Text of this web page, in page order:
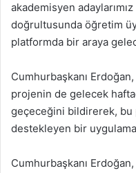
akademisyen
doğrultusunda öğretim
platformda bir araya
Cumhurbaşkanı
projenin de gelecek
geçeceğini bildirerek, bu
destekleyen bir
Cumhurbaşkanı